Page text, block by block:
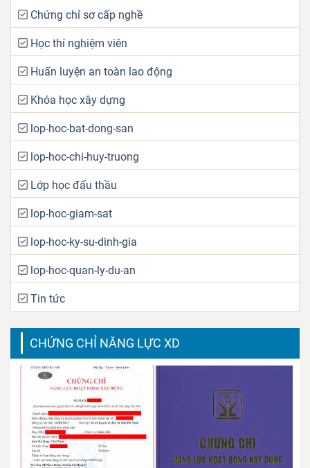
Chứng chỉ sơ cấp nghề
Học thí nghiệm viên
Huấn luyện an toàn lao động
Khóa học xây dựng
lop-hoc-bat-dong-san
lop-hoc-chi-huy-truong
Lớp học đấu thầu
lop-hoc-giam-sat
lop-hoc-ky-su-dinh-gia
lop-hoc-quan-ly-du-an
Tin tức
CHỨNG CHỈ NĂNG LỰC XD